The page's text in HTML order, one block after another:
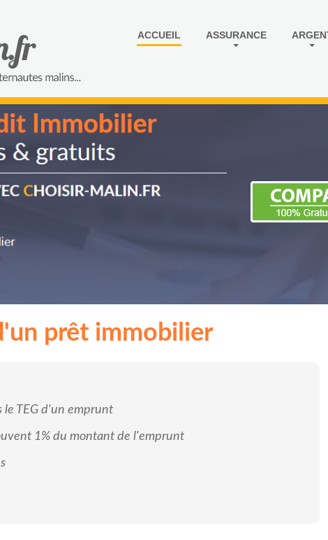
ACCUEIL ASSURANCE
prêt immobilier
le TEG d'un emprunt
1% du montant de l'emprunt